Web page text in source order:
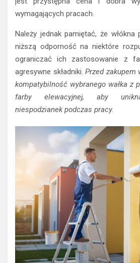
wymagających pracach.
Należy jednak pamiętać, że włókna
niższą odporność na niektóre
ograniczać ich zastosowanie z
agresywne składniki. Przed zakupem
kompatybilność wybranego wałka z
farby elewacyjnej, aby
niespodzianek podczas pracy.